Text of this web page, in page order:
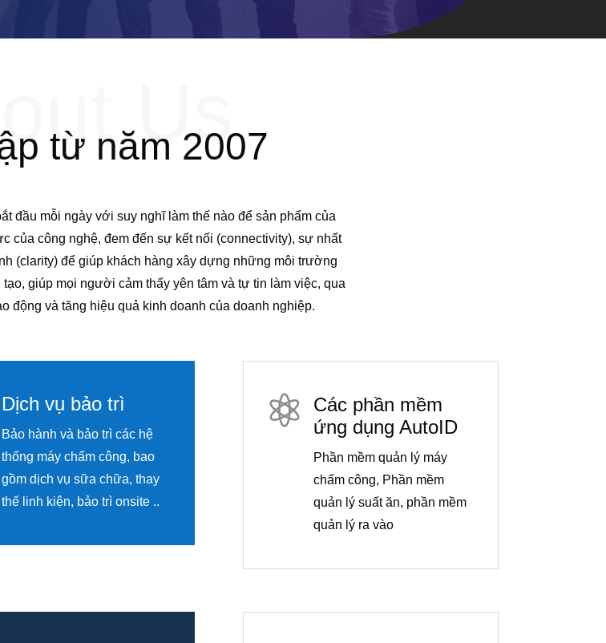
Us
từ năm 2007
đầu mỗi ngày với suy nghĩ làm thế nào để sản phẩm của
của công nghệ, đem đến sự kết nối (connectivity), sự nhất
(clarity) để giúp khách hàng xây dựng những môi trường
giúp mọi người cảm thấy yên tâm và tự tin làm việc, qua
động và tăng hiệu quả kinh doanh của doanh nghiệp.
Dịch vụ bảo trì
Bảo hành và bảo trì các hệ
thống máy chấm công, bao
gồm dịch vụ sữa chữa, thay
thế linh kiện, bảo trì onsite ..

Các phần mềm
ứng dụng AutoID
Phần mềm quản lý máy
chấm công, Phần mềm
quản lý suất ăn, phần mềm
quản lý ra vào